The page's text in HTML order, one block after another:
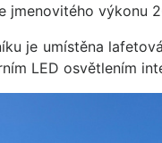
jmenovitého výkonu
je umístěna
LED osvětlením